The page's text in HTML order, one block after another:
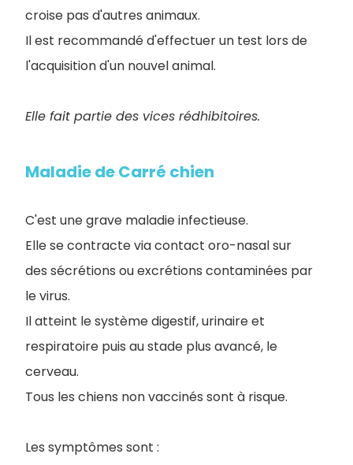
croise pas d'autres animaux.
Il est recommandé d'effectuer un test lors de
l'acquisition d'un nouvel animal.
Elle fait partie des vices rédhibitoires.
Maladie de Carré chien
C'est une grave maladie infectieuse.
Elle se contracte via contact oro-nasal sur
des sécrétions ou excrétions contaminées par
le virus.
Il atteint le système digestif, urinaire et
respiratoire puis au stade plus avancé, le
cerveau.
Tous les chiens non vaccinés sont à risque.
Les symptômes sont :